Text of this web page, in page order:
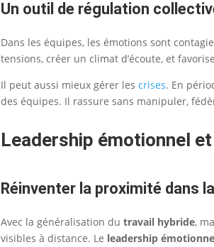
Un outil de régulation
Dans les équipes, les émotions sont
tensions, créer un climat d’écoute, et
Il peut aussi mieux gérer lescrises. En
des équipes. Il rassure sans manipuler,
Leadership émotionnel
Réinventer la proximité dans
Avec la généralisation dutravail hybride,
visibles à distance. Le leadership